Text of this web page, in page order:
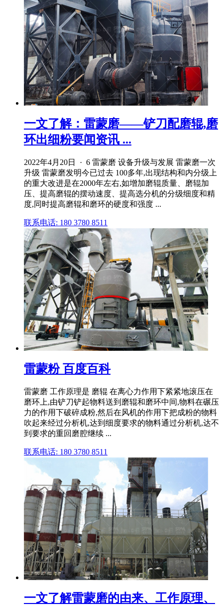
一文了解：雷蒙磨——铲刀配磨辊,磨
环出细粉要闻资讯 ...
2022年4月20日 · 6 雷蒙磨 设备升级与发展 雷蒙磨一次
升级 雷蒙磨发明今已过去 100多年,出现结构和内分级上
的重大改进是在2000年左右,如增加磨辊质量、磨辊加
压、提高磨辊的摆动速度、提高选分机的分级细度和精
度,同时提高磨辊和磨环的硬度和强度 ...
联系电话: 180 3780 8511
雷蒙粉 百度百科
雷蒙磨 工作原理是 磨辊 在离心力作用下紧紧地滚压在
磨环上,由铲刀铲起物料送到磨辊和磨环中间,物料在碾压
力的作用下破碎成粉,然后在风机的作用下把成粉的物料
吹起来经过分析机,达到细度要求的物料通过分析机,达不
到要求的重回磨腔继续 ...
联系电话: 180 3780 8511
一文了解雷蒙磨的由来、工作原理、